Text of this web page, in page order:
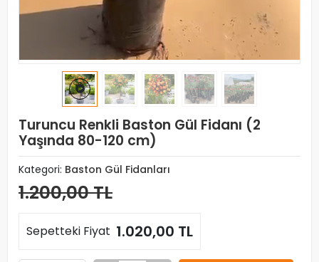
Turuncu Renkli Baston Gül Fidanı (2
Yaşında 80-120 cm)
Kategori: Baston Gül Fidanları
1.200,00 TL
Sepetteki Fiyat 1.020,00 TL